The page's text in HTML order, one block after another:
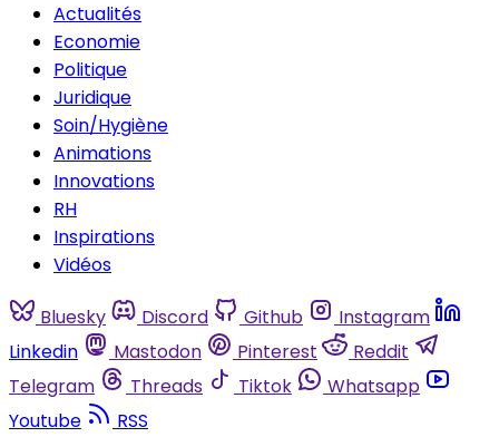
Actualités
Economie
Politique
Juridique
Soin/Hygiène
Animations
Innovations
RH
Inspirations
Vidéos
Bluesky Discord Github
Instagram
Linkedin
Mastodon Pinterest
Reddit
Telegram
Threads Tiktok
Whatsapp
Youtube
RSS